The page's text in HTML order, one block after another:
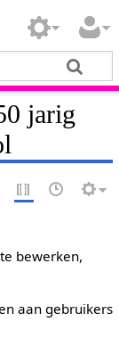
jarig
bewerken,
aan gebruikers